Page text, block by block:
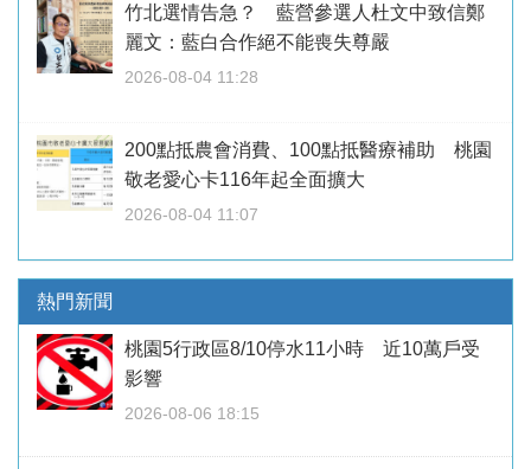
竹北選情告急？ 藍營參選人杜文中致信鄭
麗文：藍白合作絕不能喪失尊嚴
2026-08-04 11:28
200點抵農會消費、100點抵醫療補助 桃園
敬老愛心卡116年起全面擴大
2026-08-04 11:07
熱門新聞
桃園5行政區8/10停水11小時 近10萬戶受
影響
2026-08-06 18:15